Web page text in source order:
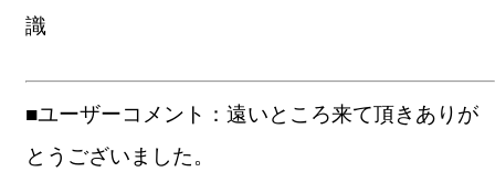
識
■ユーザーコメント：遠いところ来て頂きありが
とうございました。